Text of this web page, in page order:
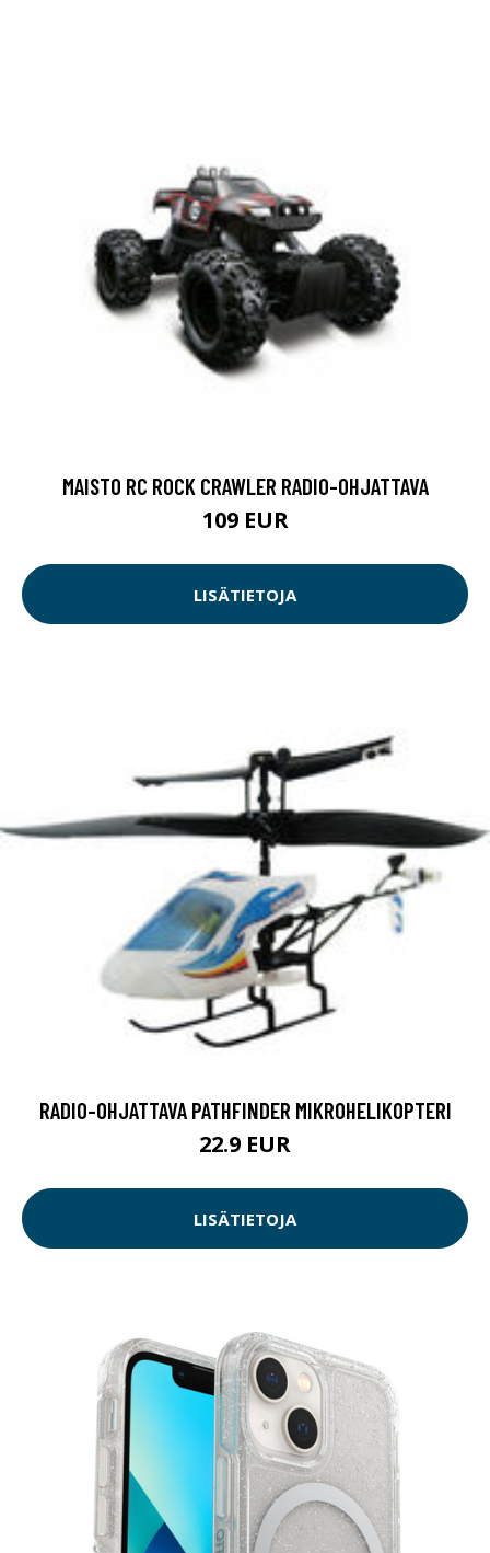
MAISTO RC ROCK CRAWLER RADIO-OHJATTAVA
109 EUR
LISÄTIETOJA
RADIO-OHJATTAVA PATHFINDER MIKROHELIKOPTERI
22.9 EUR
LISÄTIETOJA